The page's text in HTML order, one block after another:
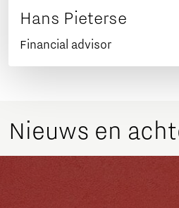
Hans Pieterse
Financial advisor
Nieuws en